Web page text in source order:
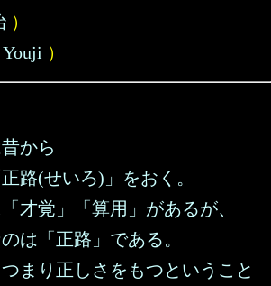
）
Youji ）
から
路(せいろ)」をおく。
才覚」「算用」があるが、
は「正路」である。
まり正しさをもつということ